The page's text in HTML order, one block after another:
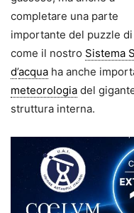
completare una parte
importante del puzzle di
come il nostro Sistema
d’acqua ha anche
meteorologia del
struttura interna.